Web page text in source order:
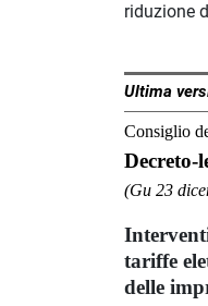
riduzione
Ultima
Consiglio
Decreto-
(Gu 23
tariffe
delle